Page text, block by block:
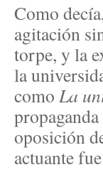
Como
agitación
torpe, y la
la
como La
oposición
actuante